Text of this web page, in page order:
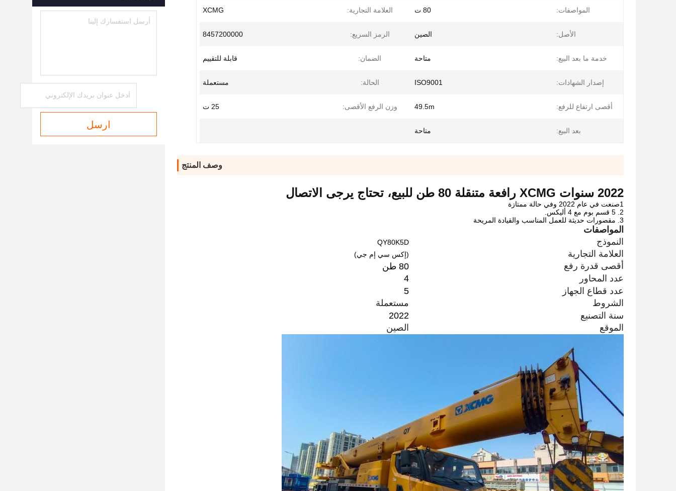
المواصفات: 80 ت العلامة التجارية: XCMG
الأصل: الصين الرمز السريع: 8457200000
خدمة ما بعد البيع: متاحة الضمان: قابلة للتقييم
إصدار الشهادات: ISO9001 الحالة: مستعملة
أقصى ارتفاع للرفع: 49.5m وزن الرفع الأقصى: 25 ت
بعد البيع: متاحة
وصف المنتج
2022 سنوات XCMG رافعة متنقلة 80 طن للبيع، تحتاج يرجى الاتصال
1صنعت في عام 2022 وفي حالة ممتازة
2. 5 قسم بوم مع 4 أليكس.
3. مقصورات حديثة للعمل المناسب والقيادة المريحة
المواصفات
النموذج
QY80K5D
العلامة التجارية (إكس سي إم جي)
أقصى قدرة رفع
80 طن
عدد المحاور
4
عدد قطاع الجهاز
5
الشروط
مستعملة
سنة التصنيع
2022
الموقع
الصين
ارسل